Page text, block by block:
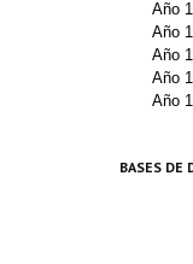
Año
Año
Año
Año
Año
BASES DE